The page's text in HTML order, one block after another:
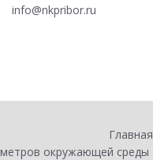
info@nkpribor.ru
Главная
окружающей среды